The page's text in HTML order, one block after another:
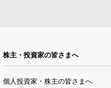
株主・投資家の皆さまへ
個人投資家・株主の皆さまへ